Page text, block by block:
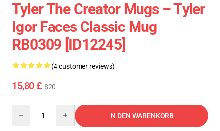
Tyler The Creator Mugs – Tyler
Igor Faces Classic Mug
RB0309 [ID12245]
(4 customer reviews)
15,80 £ $20
IN DEN WARENKORB